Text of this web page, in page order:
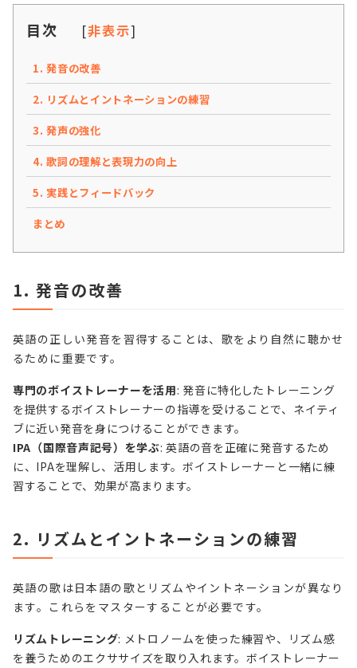
目次 [非表示]
1. 発音の改善
2. リズムとイントネーションの練習
3. 発声の強化
4. 歌詞の理解と表現力の向上
5. 実践とフィードバック
まとめ
1. 発音の改善
英語の正しい発音を習得することは、歌をより自然に聴かせ
るために重要です。
専門のボイストレーナーを活用: 発音に特化したトレーニング
を提供するボイストレーナーの指導を受けることで、ネイティ
ブに近い発音を身につけることができます。
IPA（国際音声記号）を学ぶ: 英語の音を正確に発音するため
に、IPAを理解し、活用します。ボイストレーナーと一緒に練
習することで、効果が高まります。
2. リズムとイントネーションの練習
英語の歌は日本語の歌とリズムやイントネーションが異なり
ます。これらをマスターすることが必要です。
リズムトレーニング: メトロノームを使った練習や、リズム感
を養うためのエクササイズを取り入れます。ボイストレーナー